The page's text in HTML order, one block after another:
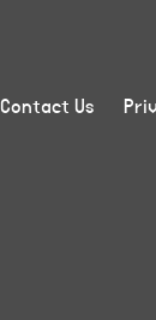
Contact Us